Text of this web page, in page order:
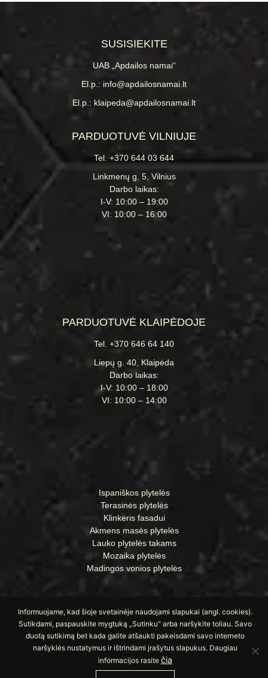
SUSISIEKITE
UAB „Apdailos namai“
El.p.: info@apdailosnamai.lt
El.p.: klaipeda@apdailosnamai.lt
PARDUOTUVĖ VILNIUJE
Tel. +370 644 03 644
Linkmenų g. 5, Vilnius
Darbo laikas:
I-V: 10:00 – 19:00
VI: 10:00 – 16:00
PARDUOTUVĖ KLAIPĖDOJE
Tel. +370 646 64 140
Liepų g. 40, Klaipėda
Darbo laikas:
I-V: 10:00 – 18:00
VI: 10:00 – 14:00
Ispaniškos plytelės
Terasinės plytelės
Klinkeris fasadui
Akmens masės plytelės
Lauko plytelės takams
Mozaika plytelės
Madingos vonios plytelės
© Visos teisės saugomos UAB „Apdailos namai“
Informuojame, kad šioje svetainėje naudojami slapukai (angl. cookies).
Sutikdami, paspauskite mygtuką „Sutinku“ arba naršykite toliau. Savo
duotą sutikimą bet kada galite atšaukti pakeisdami savo interneto
naršyklės nustatymus ir ištrindami įrašytus slapukus. Daugiau
informacijos rasite čia